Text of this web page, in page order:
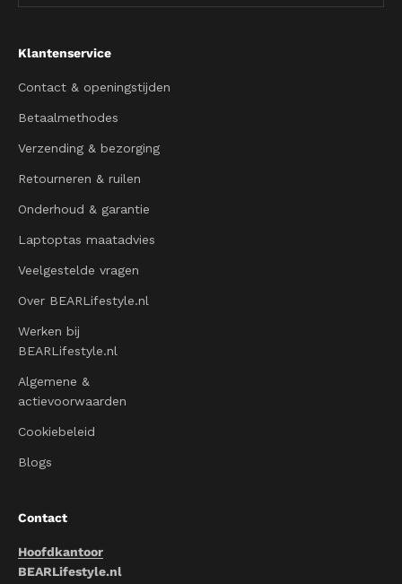
Klantenservice
Contact & openingstijden
Betaalmethodes
Verzending & bezorging
Retourneren & ruilen
Onderhoud & garantie
Laptoptas maatadvies
Veelgestelde vragen
Over BEARLifestyle.nl
Werken bij
BEARLifestyle.nl
Algemene &
actievoorwaarden
Cookiebeleid
Blogs
Contact
Hoofdkantoor
BEARLifestyle.nl